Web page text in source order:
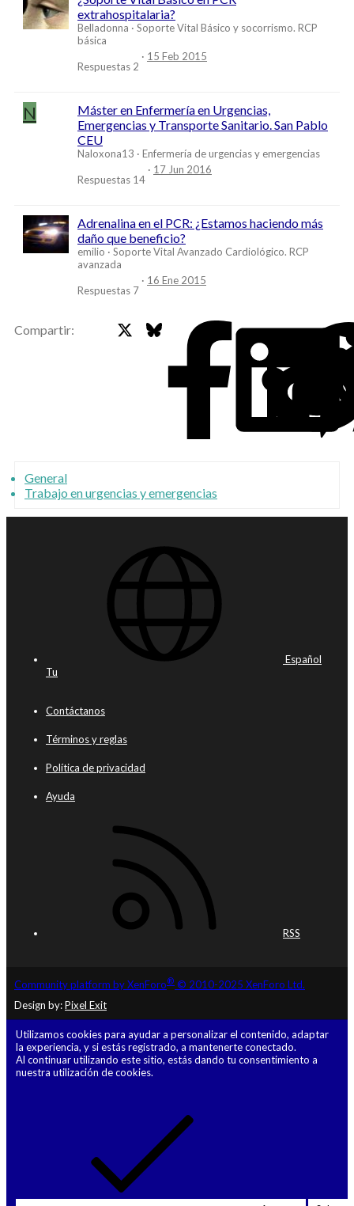
extrahospitalaria?
Belladonna
Soporte Vital Básico y socorrismo. RCP
básica
Respuestas 2
15 Feb 2015
N
Máster en Enfermería en Urgencias,
Emergencias y Transporte Sanitario. San Pablo
CEU
Naloxona13 Enfermería de urgencias y emergencias
Respuestas 14
17 Jun 2016
Adrenalina en el PCR: ¿Estamos haciendo más
daño que beneficio?
emilio
Soporte Vital Avanzado Cardiológico. RCP
avanzada
Respuestas 7
16 Ene 2015
Compartir: Bluesky
General
Trabajo en urgencias y emergencias
Español
Tu
Contáctanos
Términos y reglas
Política de privacidad
Ayuda
RSS
Community platform by XenForo® © 2010-2025 XenForo Ltd.
Design by:Pixel Exit
Utilizamos cookies para ayudar a personalizar el contenido, adaptar
la experiencia, y si estás registrado, a mantenerte conectado.
Al continuar utilizando este sitio, estás dando tu consentimiento a
nuestra utilización de cookies.